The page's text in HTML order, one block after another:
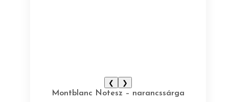
❮
❯
Montblanc Notesz – narancssárga